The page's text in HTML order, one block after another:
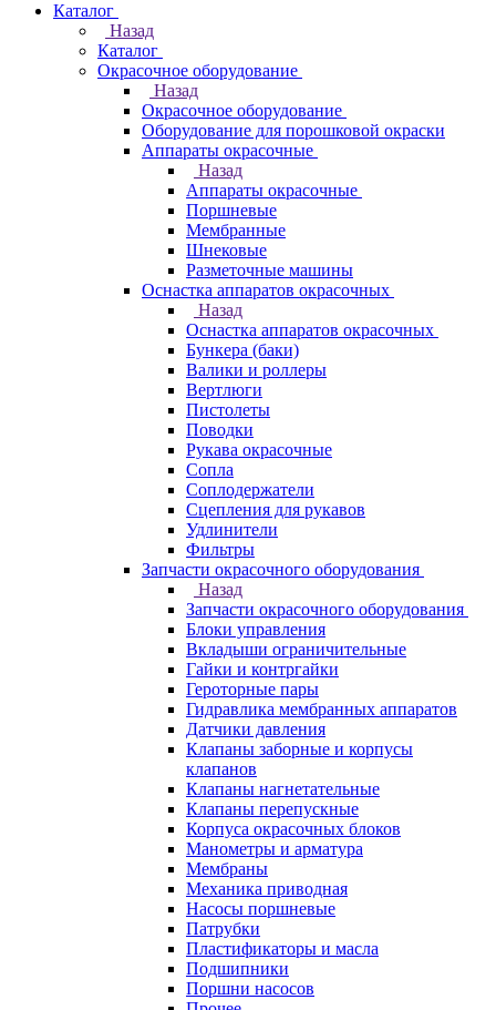
Каталог
Назад
Каталог
Окрасочное оборудование
Назад
Окрасочное оборудование
Оборудование для порошковой окраски
Аппараты окрасочные
Назад
Аппараты окрасочные
Поршневые
Мембранные
Шнековые
Разметочные машины
Оснастка аппаратов окрасочных
Назад
Оснастка аппаратов окрасочных
Бункера (баки)
Валики и роллеры
Вертлюги
Пистолеты
Поводки
Рукава окрасочные
Сопла
Соплодержатели
Сцепления для рукавов
Удлинители
Фильтры
Запчасти окрасочного оборудования
Назад
Запчасти окрасочного оборудования
Блоки управления
Вкладыши ограничительные
Гайки и контргайки
Героторные пары
Гидравлика мембранных аппаратов
Датчики давления
Клапаны заборные и корпусы
клапанов
Клапаны нагнетательные
Клапаны перепускные
Корпуса окрасочных блоков
Манометры и арматура
Мембраны
Механика приводная
Насосы поршневые
Патрубки
Пластификаторы и масла
Подшипники
Поршни насосов